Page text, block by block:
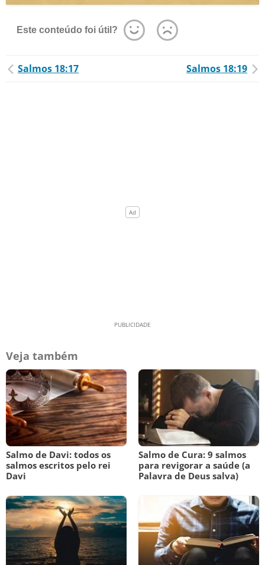
Este conteúdo foi útil?
Salmos 18:17 Salmos 18:19
Veja também
Salmo de Davi: todos os
salmos escritos pelo rei
Davi
Salmo de Cura: 9 salmos
para revigorar a saúde (a
Palavra de Deus salva)